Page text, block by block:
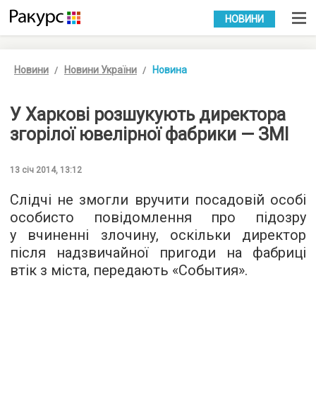
УКР РУС
НОВИНИ
Новини Новини України Новина
У Харкові розшукують директора
згорілої ювелірної фабрики — ЗМІ
13 січ 2014, 13:12
Слідчі не змогли вручити посадовій особі
особисто повідомлення про підозру
у вчиненні злочину, оскільки директор
після надзвичайної пригоди на фабриці
втік з міста, передають «События».